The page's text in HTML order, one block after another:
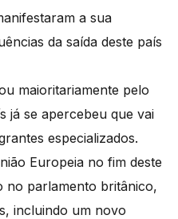
a sua
da saída deste país
maioritariamente pelo
já se apercebeu que vai
especializados.
Europeia no fim deste
no parlamento britânico,
incluindo um novo